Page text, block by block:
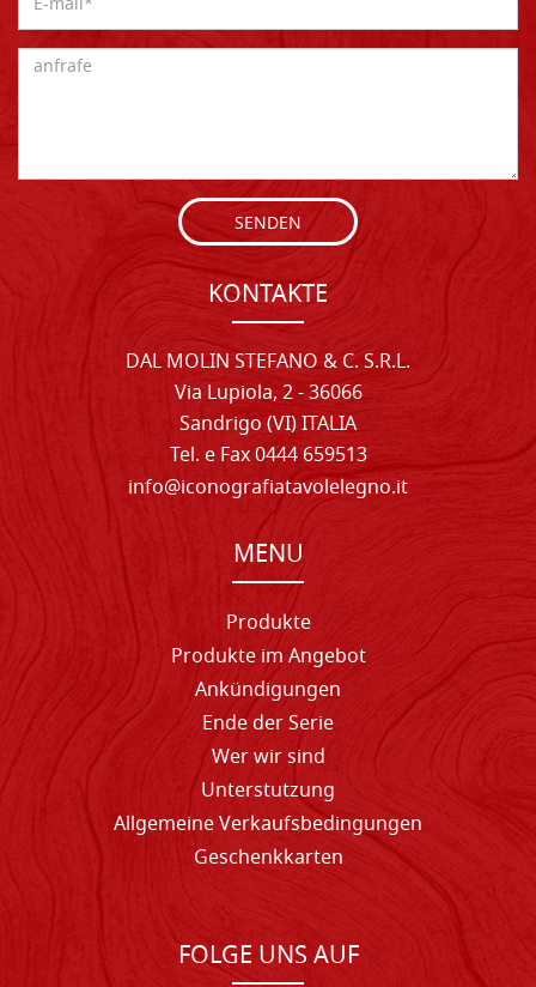
SENDEN
KONTAKTE
DAL MOLIN STEFANO & C. S.R.L.
Via Lupiola, 2 - 36066
Sandrigo (VI) ITALIA
Tel. e Fax 0444 659513
info@iconografiatavolelegno.it
MENU
Produkte
Produkte im Angebot
Ankündigungen
Ende der Serie
Wer wir sind
Unterstutzung
Allgemeine Verkaufsbedingungen
Geschenkkarten
FOLGE UNS AUF